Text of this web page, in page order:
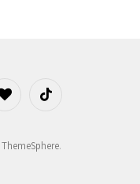
BlogLovinTikTok
ThemeSphere.